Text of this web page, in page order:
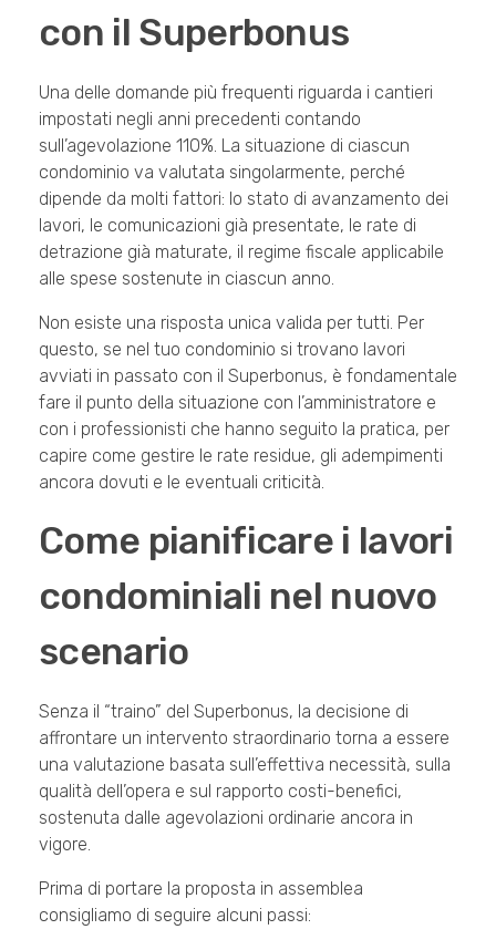
con il Superbonus
Una delle domande più frequenti riguarda i cantieri
impostati negli anni precedenti contando
sull’agevolazione 110%. La situazione di ciascun
condominio va valutata singolarmente, perché
dipende da molti fattori: lo stato di avanzamento dei
lavori, le comunicazioni già presentate, le rate di
detrazione già maturate, il regime fiscale applicabile
alle spese sostenute in ciascun anno.
Non esiste una risposta unica valida per tutti. Per
questo, se nel tuo condominio si trovano lavori
avviati in passato con il Superbonus, è fondamentale
fare il punto della situazione con l’amministratore e
con i professionisti che hanno seguito la pratica, per
capire come gestire le rate residue, gli adempimenti
ancora dovuti e le eventuali criticità.
Come pianificare i lavori
condominiali nel nuovo
scenario
Senza il “traino” del Superbonus, la decisione di
affrontare un intervento straordinario torna a essere
una valutazione basata sull’effettiva necessità, sulla
qualità dell’opera e sul rapporto costi-benefici,
sostenuta dalle agevolazioni ordinarie ancora in
vigore.
Prima di portare la proposta in assemblea
consigliamo di seguire alcuni passi: